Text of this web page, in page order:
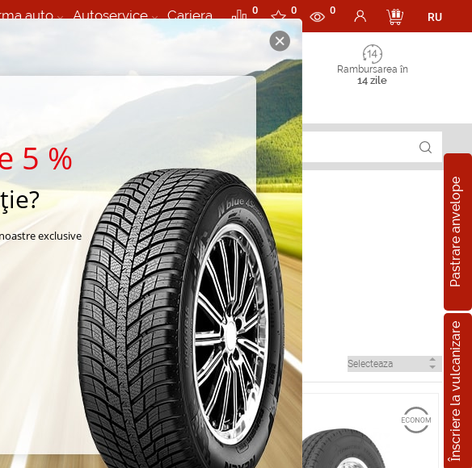
auto Autoservice Cariera 0 0 0
RU
Rambursarea în
14 zile
Pastrare anvelope
Înscriere la vulcanizare
in
5 %
exclusive